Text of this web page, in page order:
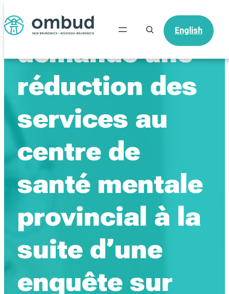
Recherche
English
L’ombud
demande une
réduction des
services au
centre de
santé mentale
provincial à la
suite d’une
enquête sur